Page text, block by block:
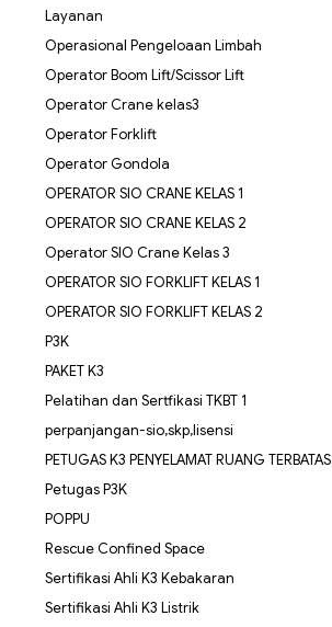
Layanan
Operasional Pengeloaan Limbah
Operator Boom Lift/Scissor Lift
Operator Crane kelas3
Operator Forklift
Operator Gondola
OPERATOR SIO CRANE KELAS 1
OPERATOR SIO CRANE KELAS 2
Operator SIO Crane Kelas 3
OPERATOR SIO FORKLIFT KELAS 1
OPERATOR SIO FORKLIFT KELAS 2
P3K
PAKET K3
Pelatihan dan Sertfikasi TKBT 1
perpanjangan-sio,skp,lisensi
PETUGAS K3 PENYELAMAT RUANG TERBATAS
Petugas P3K
POPPU
Rescue Confined Space
Sertifikasi Ahli K3 Kebakaran
Sertifikasi Ahli K3 Listrik